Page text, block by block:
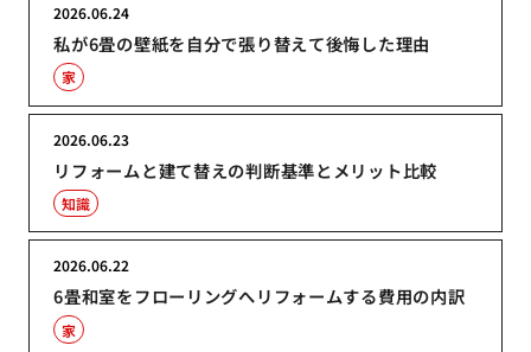
私が6畳の壁紙を自分で張り替えて後悔した理由
2026.06.24
家
リフォームと建て替えの判断基準とメリット比較
2026.06.23
知識
6畳和室をフローリングへリフォームする費用の内訳
2026.06.22
家